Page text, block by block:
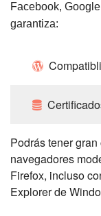
Facebook,
garantiza:
Podrás tener
navegadores
Firefox, incluso
Explorer de